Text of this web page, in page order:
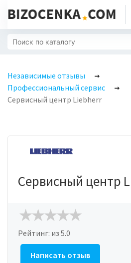
Независимые отзывы
Профессиональный сервис
Сервисный центр Liebherr
Сервисный центр
Рейтинг: из 5.0
Написать отзыв